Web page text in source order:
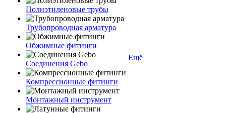
Полиэтиленовые трубы
Трубопроводная арматура
Обжимные фитинги
Соединения Gebo
Компрессионные фитинги
Монтажный инструмент
Ещё